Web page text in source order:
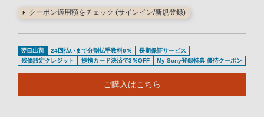
クーポン適用額をチェック (サインイン/新規登録)
翌日出荷 24回払いまで分割払手数料0％
長期保証サービス
残価設定クレジット
提携カード決済で3％OFF My Sony登録特典 優待クーポン
ご購入はこちら